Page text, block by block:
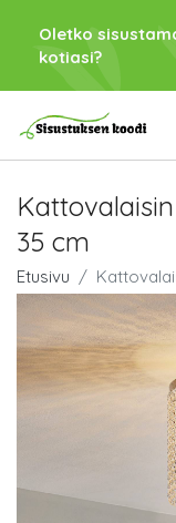
Oletko
kotiasi?
35 cm
Etusivu